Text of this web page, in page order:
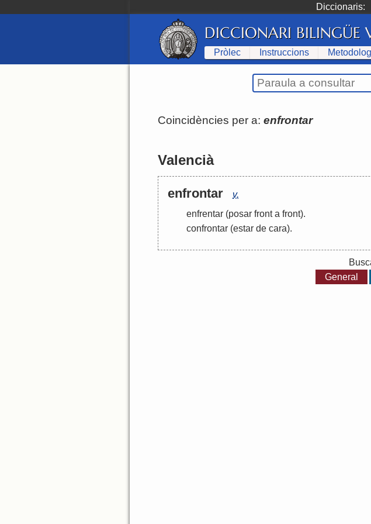
Diccionaris:
DICCIONARI BILINGÜE
Pròlec Instruccions
Coincidències per a: enfrontar
Valencià
enfrontar
v.
enfrentar (posar front a front).
confrontar (estar de cara).
General